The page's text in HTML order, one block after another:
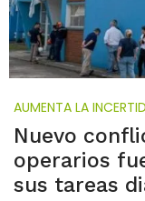
AUMENTA LA
Nuevo
operarios
sus tareas